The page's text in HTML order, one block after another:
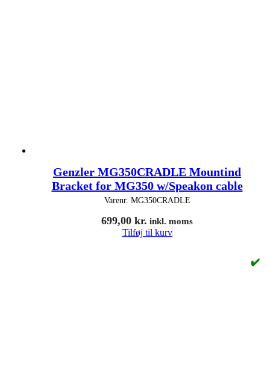
Genzler MG350CRADLE Mountind
Bracket for MG350 w/Speakon cable
Varenr. MG350CRADLE
699,00 kr. inkl. moms
Tilføj til kurv
✔️